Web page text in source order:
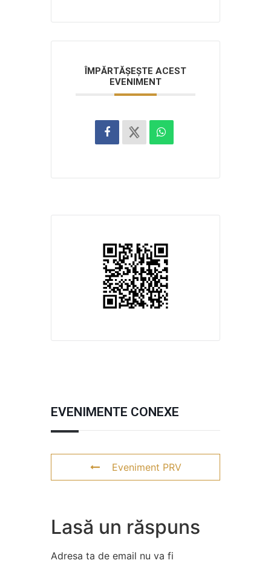
ÎMPĂRTĂȘEȘTE ACEST
EVENIMENT
EVENIMENTE CONEXE
Eveniment PRV
Lasă un răspuns
Adresa ta de email nu va fi